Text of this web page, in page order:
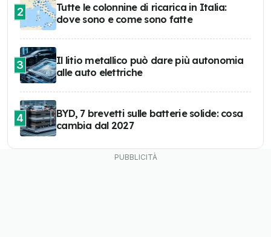
2
Tutte le colonnine di ricarica in Italia:
dove sono e come sono fatte
3
Il litio metallico può dare più autonomia
alle auto elettriche
4
BYD, 7 brevetti sulle batterie solide: cosa
cambia dal 2027